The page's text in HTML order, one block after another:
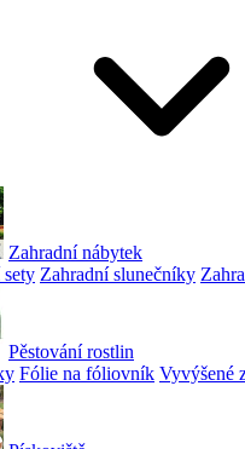
Zahradní nábytek
sety Zahradní slunečníky
Pěstování rostlin
Fólie na fóliovník Vyvýšené